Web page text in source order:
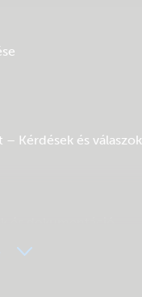
Kérdések és válaszok